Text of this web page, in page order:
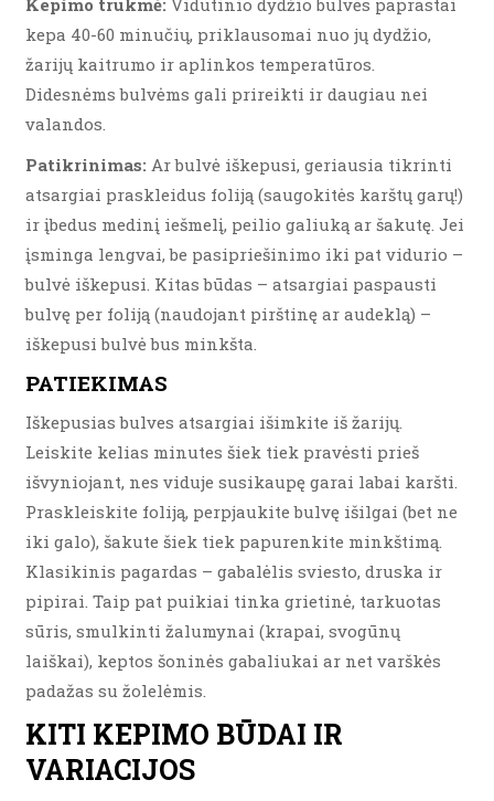
Kepimo trukmė: Vidutinio dydžio bulvės paprastai
kepa 40-60 minučių, priklausomai nuo jų dydžio,
žarijų kaitrumo ir aplinkos temperatūros.
Didesnėms bulvėms gali prireikti ir daugiau nei
valandos.
Patikrinimas: Ar bulvė iškepusi, geriausia tikrinti
atsargiai praskleidus foliją (saugokitės karštų garų!)
ir įbedus medinį iešmelį, peilio galiuką ar šakutę. Jei
įsminga lengvai, be pasipriešinimo iki pat vidurio –
bulvė iškepusi. Kitas būdas – atsargiai paspausti
bulvę per foliją (naudojant pirštinę ar audeklą) –
iškepusi bulvė bus minkšta.
PATIEKIMAS
Iškepusias bulves atsargiai išimkite iš žarijų.
Leiskite kelias minutes šiek tiek pravėsti prieš
išvyniojant, nes viduje susikaupę garai labai karšti.
Praskleiskite foliją, perpjaukite bulvę išilgai (bet ne
iki galo), šakute šiek tiek papurenkite minkštimą.
Klasikinis pagardas – gabalėlis sviesto, druska ir
pipirai. Taip pat puikiai tinka grietinė, tarkuotas
sūris, smulkinti žalumynai (krapai, svogūnų
laiškai), keptos šoninės gabaliukai ar net varškės
padažas su žolelėmis.
KITI KEPIMO BŪDAI IR
VARIACIJOS